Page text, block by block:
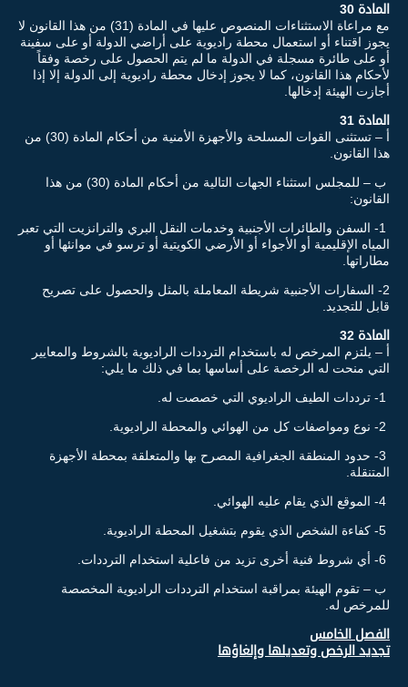
المادة 30
مع مراعاة الاستثناءات المنصوص عليها في المادة (31) من هذا القانون لا
يجوز اقتناء أو استعمال محطة راديوية على أراضي الدولة أو على سفينة
أو على طائرة مسجلة في الدولة ما لم يتم الحصول على رخصة وفقاً
لأحكام هذا القانون، كما لا يجوز إدخال محطة راديوية إلى الدولة إلا إذا
أجازت الهيئة إدخالها.
المادة 31
أ – تستثنى القوات المسلحة والأجهزة الأمنية من أحكام المادة (30) من
هذا القانون.
ب – للمجلس استثناء الجهات التالية من أحكام المادة (30) من هذا
القانون:
1- السفن والطائرات الأجنبية وخدمات النقل البري والترانزيت التي تعبر
المياه الإقليمية أو الأجواء أو الأرضي الكويتية أو ترسو في موانئها أو
مطاراتها.
2- السفارات الأجنبية شريطة المعاملة بالمثل والحصول على تصريح
قابل للتجديد.
المادة 32
أ – يلتزم المرخص له باستخدام الترددات الراديوية بالشروط والمعايير
التي منحت له الرخصة على أساسها بما في ذلك ما يلي:
3- حدود المنطقة الجغرافية المصرح بها والمتعلقة بمحطة الأجهزة
المتنقلة.
ب – تقوم الهيئة بمراقبة استخدام الترددات الراديوية المخصصة
للمرخص له.
الفصل الخامس
تجديد الرخص وتعديلها وإلغاؤها